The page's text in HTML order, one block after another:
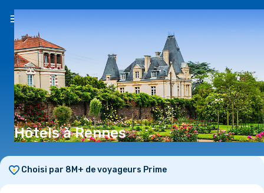
Hôtels à Rennes
Choisi par 8M+ de voyageurs Prime